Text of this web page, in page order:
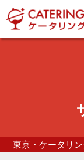
東京・ケータリ